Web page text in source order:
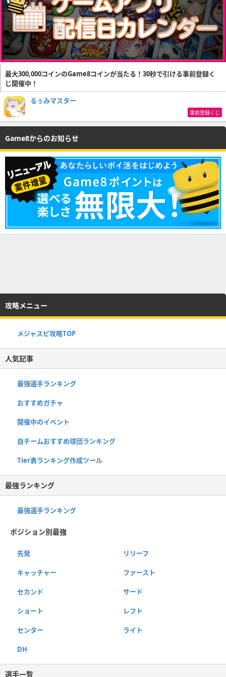
最大300,000コインのGame8コインが当たる！30秒で引ける事前登録く
じ開催中！
るぅみマスター
事前登録くじ
Game8からのお知らせ
攻略メニュー
メジャスピ攻略TOP
人気記事
最強選手ランキング
おすすめガチャ
開催中のイベント
自チームおすすめ球団ランキング
Tier表ランキング作成ツール
最強ランキング
最強選手ランキング
ポジション別最強
先発 リリーフ
キャッチャー ファースト
セカンド サード
ショート レフト
センター ライト
DH
選手一覧